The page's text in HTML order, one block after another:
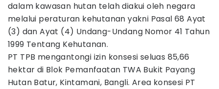
dalam kawasan hutan telah diakui oleh negara
melalui peraturan kehutanan yakni Pasal 68 Ayat
(3) dan Ayat (4) Undang-Undang Nomor 41 Tahun
1999 Tentang Kehutanan.
PT TPB mengantongi izin konsesi seluas 85,66
hektar di Blok Pemanfaatan TWA Bukit Payang
Hutan Batur, Kintamani, Bangli. Area konsesi PT